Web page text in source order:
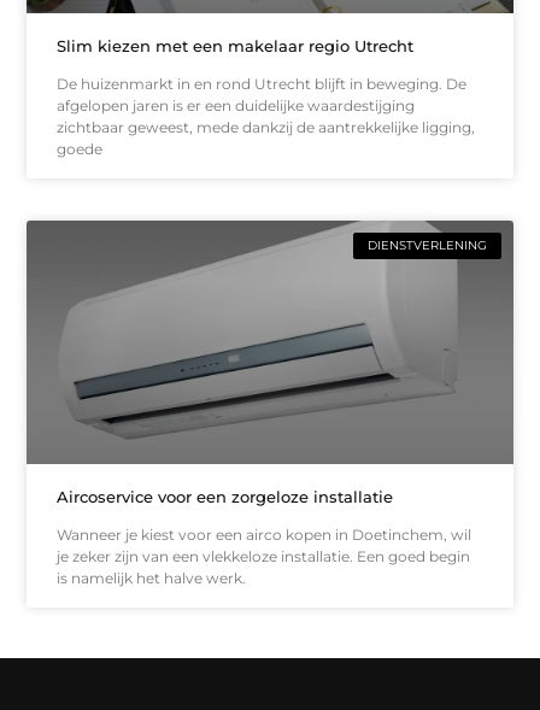
Slim kiezen met een makelaar regio Utrecht
De huizenmarkt in en rond Utrecht blijft in beweging. De
afgelopen jaren is er een duidelijke waardestijging
zichtbaar geweest, mede dankzij de aantrekkelijke ligging,
goede
DIENSTVERLENING
Aircoservice voor een zorgeloze installatie
Wanneer je kiest voor een airco kopen in Doetinchem, wil
je zeker zijn van een vlekkeloze installatie. Een goed begin
is namelijk het halve werk.